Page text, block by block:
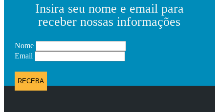
Insira seu nome e email para
receber nossas informações
Nome
Email